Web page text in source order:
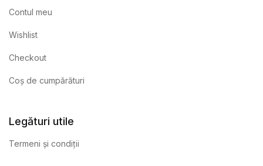
Contul meu
Wishlist
Checkout
Coș de cumpărături
Legături utile
Termeni și condiții